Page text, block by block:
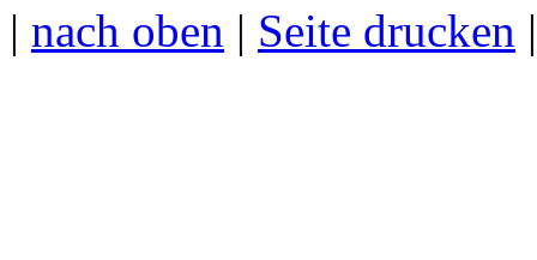
| nach oben | Seite drucken |